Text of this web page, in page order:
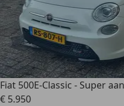
Fiat 500E-Classic - Super
€ 5.950